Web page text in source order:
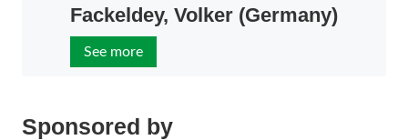
Fackeldey, Volker (Germany)
See more
Sponsored by